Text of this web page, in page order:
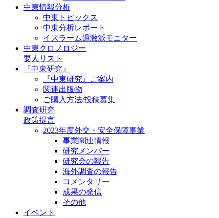
中東情報分析
中東トピックス
中東分析レポート
イスラーム過激派モニター
中東クロノロジー
要人リスト
『中東研究』
『中東研究』ご案内
関連出版物
ご購入方法/投稿募集
調査研究
政策提言
2023年度外交・安全保障事業
事業関連情報
研究メンバー
研究会の報告
海外調査の報告
コメンタリー
成果の発信
その他
イベント